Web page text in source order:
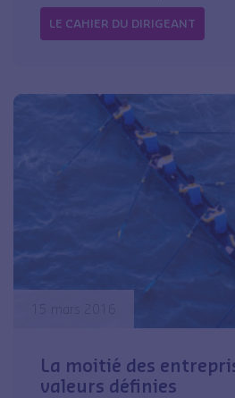
LE CAHIER DU DIRIGEANT
La moitié des
valeurs définies